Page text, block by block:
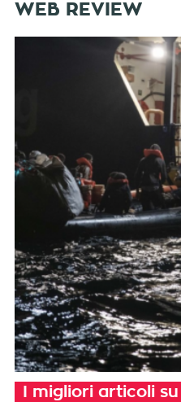
WEB REVIEW
I migliori articoli